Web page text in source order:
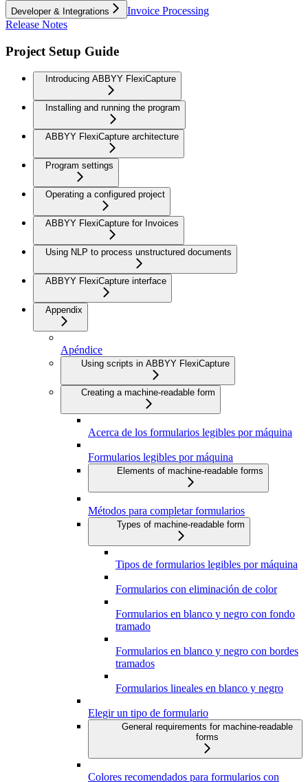
Developer & Integrations
Invoice Processing
Release Notes
Project Setup Guide
Introducing ABBYY FlexiCapture
Installing and running the program
ABBYY FlexiCapture architecture
Program settings
Operating a configured project
ABBYY FlexiCapture for Invoices
Using NLP to process unstructured documents
ABBYY FlexiCapture interface
Appendix
Apéndice
Using scripts in ABBYY FlexiCapture
Creating a machine-readable form
Acerca de los formularios legibles por máquina
Formularios legibles por máquina
Elements of machine-readable forms
Métodos para completar formularios
Types of machine-readable form
Tipos de formularios legibles por máquina
Formularios con eliminación de color
Formularios en blanco y negro con fondo
tramado
Formularios en blanco y negro con bordes
tramados
Formularios lineales en blanco y negro
Elegir un tipo de formulario
General requirements for machine-readable
forms
Colores recomendados para formularios con